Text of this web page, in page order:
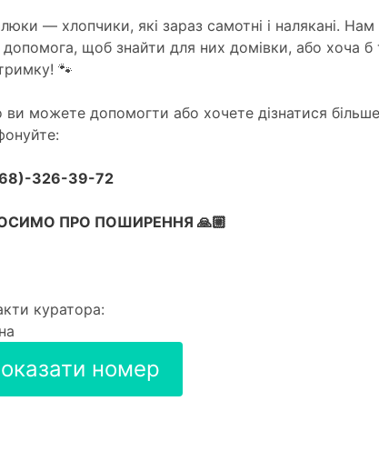
— хлопчики, які зараз самотні і налякані. Нам
щоб знайти для них домівки, або хоча б
🐾
можете допомогти або хочете дізнатися
326-39-72
ПРО ПОШИРЕННЯ 🙏🏼
куратора:
номер